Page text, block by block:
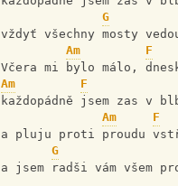
G
vždyť všechny mosty
Am
F
Včera mi bylo málo,
Am
F
každopádně jsem zas v
Am
F
a pluju proti proudu
G
a jsem radši vám všem